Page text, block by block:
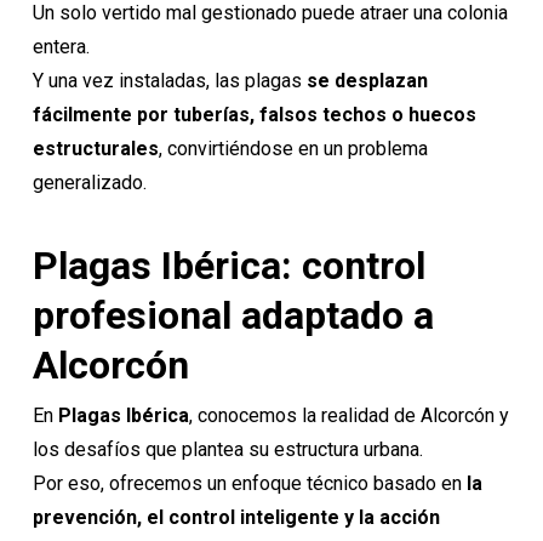
Un solo vertido mal gestionado puede atraer una colonia
entera.
Y una vez instaladas, las plagas se desplazan
fácilmente por tuberías, falsos techos o huecos
estructurales, convirtiéndose en un problema
generalizado.
Plagas Ibérica: control
profesional adaptado a
Alcorcón
En Plagas Ibérica, conocemos la realidad de Alcorcón y
los desafíos que plantea su estructura urbana.
Por eso, ofrecemos un enfoque técnico basado en la
prevención, el control inteligente y la acción